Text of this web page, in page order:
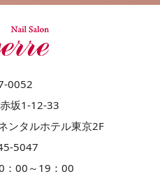
0052
坂1-12-33
ンタルホテル東京2F
5047
：00～19：00